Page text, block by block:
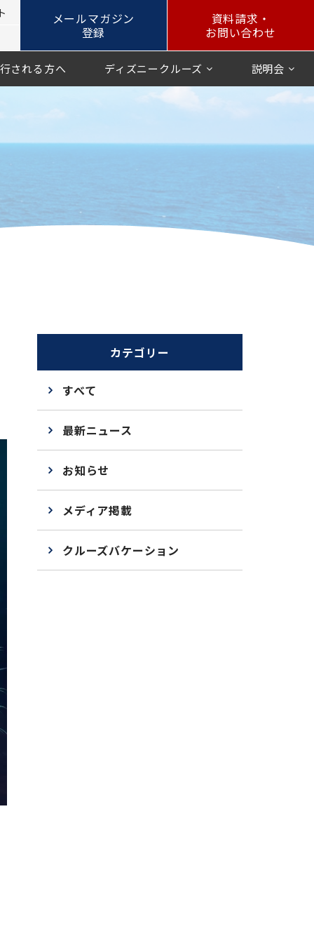
メールマガジン
登録
資料請求・
お問い合わせ
される方へ ディズニークルーズ 説明会
カテゴリー
すべて
最新ニュース
お知らせ
メディア掲載
クルーズバケーション